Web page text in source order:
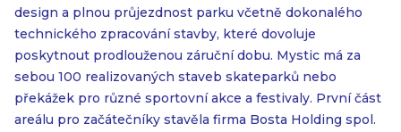
design a plnou průjezdnost parku včetně dokonalého
technického zpracování stavby, které dovoluje
poskytnout prodlouženou záruční dobu. Mystic má za
sebou 100 realizovaných staveb skateparků nebo
překážek pro různé sportovní akce a festivaly. První část
areálu pro začátečníky stavěla firma Bosta Holding spol.